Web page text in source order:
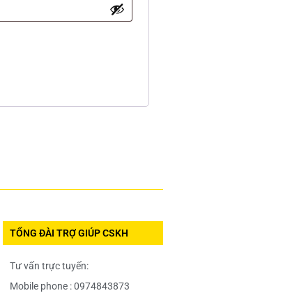
TỔNG ĐÀI TRỢ GIÚP CSKH
Tư vấn trực tuyến:
Mobile phone : 0974843873